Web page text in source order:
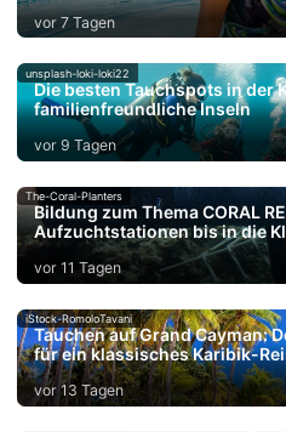
vor 7 Tagen
unsplash-loki-loki22
Die besten Tauchspots in der
familienfreundliche Inseln
vor 9 Tagen
The-Coral-Planters
Bildung zum Thema CORAL
Aufzuchtstationen bis in die
vor 11 Tagen
iStock-RomoloTavani
Tauchen auf Grand Cayman:
für ein klassisches Karibik-
vor 13 Tagen